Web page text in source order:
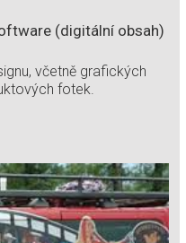
(digitální obsah)
včetně grafických
fotek.